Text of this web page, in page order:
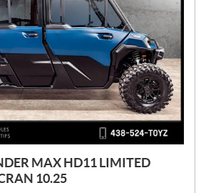
MAX HD11 LIMITED
10.25